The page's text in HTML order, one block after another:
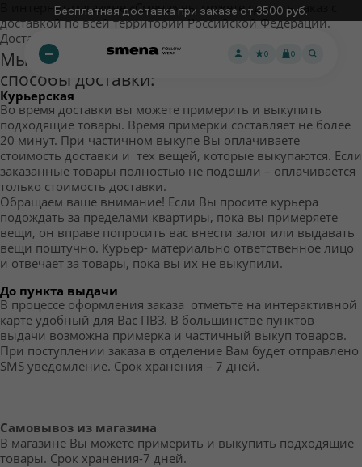
Бесплатная доставка при заказе от 3500 руб.
0
0
В интернет-магазине «Смена» вы можете сделать заказ с
доставкой по всей территории Российской Федерации.
Доставку осуществляет служба Boxberry.
Мы рады предложить Вам следующие
способы доставки:
Курьерская
Во время доставки вы можете примерить и выкупить
подходящие товары. Время примерки составляет не более
20 минут. При частичном выкупе Вы оплачиваете
стоимость доставки и  тех вещей, которые выкупаются. Если
заказанные товары полностью не подошли – оплачивается
только стоимость доставки.
Обращаем ваше внимание! Если Вы просите курьера
подождать за пределами квартиры, пока вы примеряете
вещи, он вправе попросить вас внести залог или выдавать
вещи поштучно. Курьер- материально ответственное лицо
и отвечает за товары, пока вы их не выкупили.
До пункта выдачи
В процессе оформления заказа  отметьте на интерактивной
карте удобный для Вас ПВЗ. В большинстве пунктов
выдачи возможна примерка и частичный выкуп товаров.
При поступлении заказа в отделение Вам будет отправлено
SMS уведомление. Срок хранения – 7 дней.
Самовывоз из магазина
В магазине Вы можете примерить и выкупить подходящие
товары. Срок хранения-7 дней.